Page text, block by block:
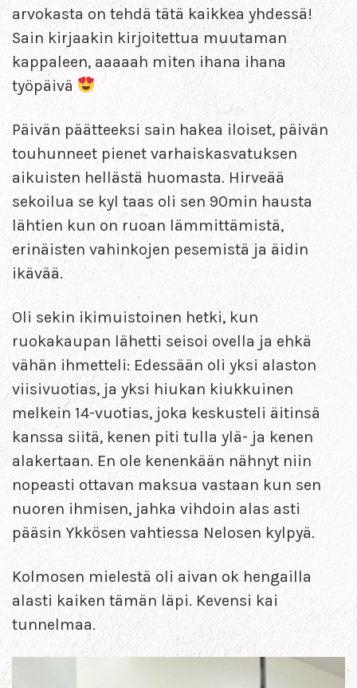
arvokasta on tehdä tätä kaikkea yhdessä!
Sain kirjaakin kirjoitettua muutaman
kappaleen, aaaaah miten ihana ihana
työpäivä
Päivän päätteeksi sain hakea iloiset, päivän
touhunneet pienet varhaiskasvatuksen
aikuisten hellästä huomasta. Hirveää
sekoilua se kyl taas oli sen 90min hausta
lähtien kun on ruoan lämmittämistä,
erinäisten vahinkojen pesemistä ja äidin
ikävää.
Oli sekin ikimuistoinen hetki, kun
ruokakaupan lähetti seisoi ovella ja ehkä
vähän ihmetteli: Edessään oli yksi alaston
viisivuotias, ja yksi hiukan kiukkuinen
melkein 14-vuotias, joka keskusteli äitinsä
kanssa siitä, kenen piti tulla ylä- ja kenen
alakertaan. En ole kenenkään nähnyt niin
nopeasti ottavan maksua vastaan kun sen
nuoren ihmisen, jahka vihdoin alas asti
pääsin Ykkösen vahtiessa Nelosen kylpyä.
Kolmosen mielestä oli aivan ok hengailla
alasti kaiken tämän läpi. Kevensi kai
tunnelmaa.